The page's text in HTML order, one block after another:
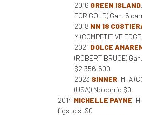
2016 GREEN ISLAND
FOR GOLD) Gan. 6
2018 NN 18
M (COMPETITIVE
2021 DOLCE
(ROBERT BRUCE)
$2.356.500
2023 SINNER, M, A
(USA)) No corrió $0
2014 MICHELLE PAYNE,
figs. cls. $0